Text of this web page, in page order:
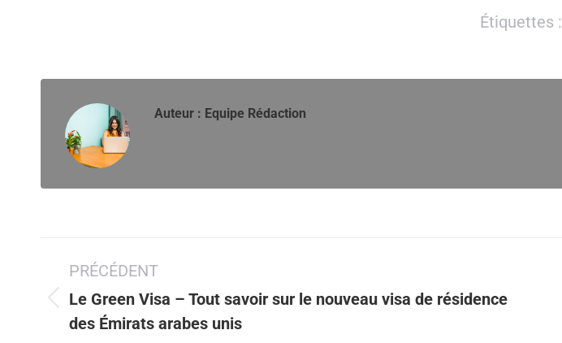
Étiquettes :
Auteur : Equipe Rédaction
Navigation
article
PRÉCÉDENT
Article
précédent
Le Green Visa – Tout savoir sur le nouveau visa de résidence
des Émirats arabes unis